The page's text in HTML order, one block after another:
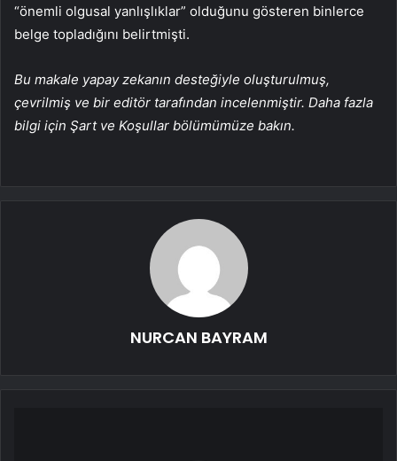
“önemli olgusal yanlışlıklar” olduğunu gösteren binlerce
belge topladığını belirtmişti.
Bu makale yapay zekanın desteğiyle oluşturulmuş,
çevrilmiş ve bir editör tarafından incelenmiştir. Daha fazla
bilgi için Şart ve Koşullar bölümümüze bakın.
NURCAN BAYRAM